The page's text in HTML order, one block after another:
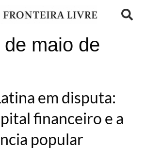
de maio de
em disputa:
financeiro e a
popular